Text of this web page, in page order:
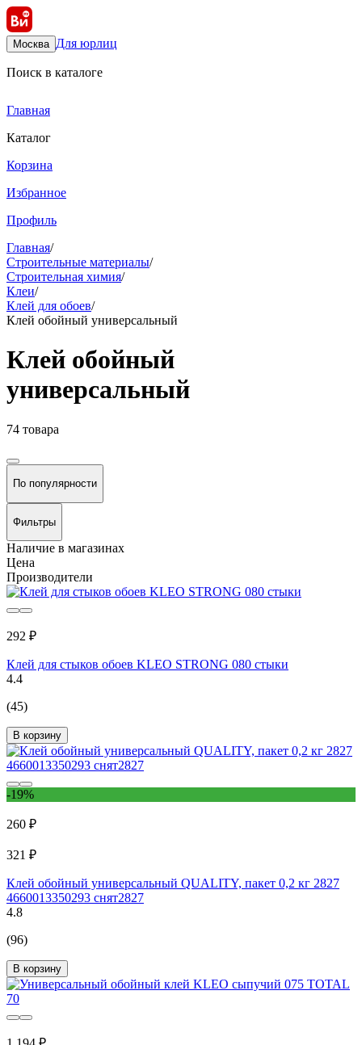
Москва Для юрлиц
Поиск в каталоге
Главная
Каталог
Корзина
Избранное
Профиль
Главная/
Строительные материалы/
Строительная химия/
Клеи/
Клей для обоев/
Клей обойный универсальный
Клей обойный
универсальный
74 товара
По популярности
Фильтры
Наличие в магазинах
Цена
Производители
292 ₽
Клей для стыков обоев KLEO STRONG 080 стыки
4.4
(45)
В корзину
-19%
260 ₽
321 ₽
Клей обойный универсальный QUALITY, пакет 0,2 кг 2827
4660013350293 снят2827
4.8
(96)
В корзину